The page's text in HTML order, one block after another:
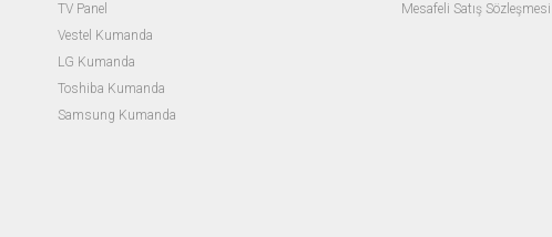
TV Panel
Vestel Kumanda
LG Kumanda
Toshiba Kumanda
Samsung Kumanda
Mesafeli Satış Sözleşmesi